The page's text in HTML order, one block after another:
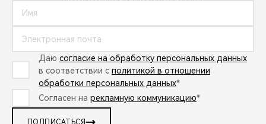
Даю согласие на обработку персональных данных
в соответствии с политикой в отношении
обработки персональных данных*
Согласен на рекламную коммуникацию*
ПОДПИСАТЬСЯ